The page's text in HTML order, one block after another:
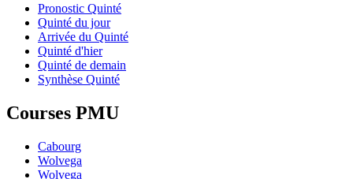
Pronostic Quinté
Quinté du jour
Arrivée du Quinté
Quinté d'hier
Quinté de demain
Synthèse Quinté
Courses PMU
Cabourg
Wolvega
Wolvega